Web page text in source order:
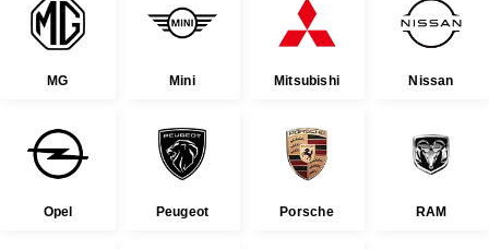
MG Mini Mitsubishi Nissan
Opel Peugeot Porsche RAM